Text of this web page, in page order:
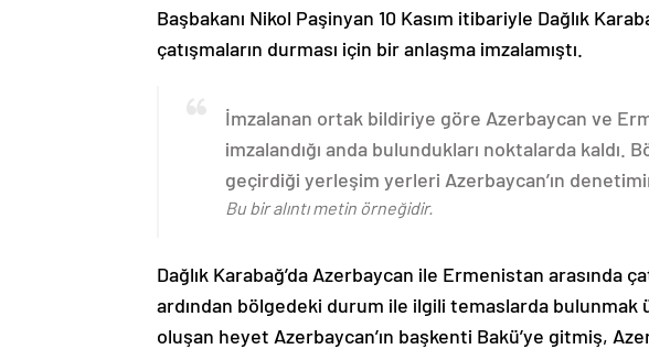
Başbakanı Nikol Paşinyan 10 Kasım itibariyle Dağlık
çatışmaların durması için bir anlaşma imzalamıştı.
İmzalanan ortak bildiriye göre Azerbaycan ve
imzalandığı anda bulundukları noktalarda kaldı.
geçirdiği yerleşim yerleri Azerbaycan’ın
Bu bir alıntı metin örneğidir.
Dağlık Karabağ’da Azerbaycan ile Ermenistan arasında
ardından bölgedeki durum ile ilgili temaslarda
oluşan heyet Azerbaycan’ın başkenti Bakü’ye gitmiş,